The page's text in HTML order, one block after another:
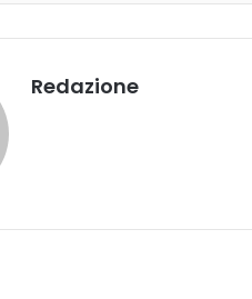
Redazione